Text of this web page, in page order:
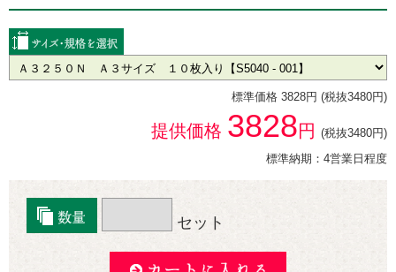
標準価格 3828円 (税抜3480円)
提供価格 3828円 (税抜3480円)
標準納期：4営業日程度
セット